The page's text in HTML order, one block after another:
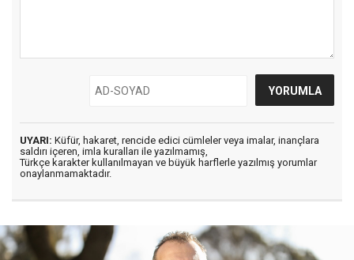
UYARI: Küfür, hakaret, rencide edici cümleler veya imalar, inançlara
saldırı içeren, imla kuralları ile yazılmamış,
Türkçe karakter kullanılmayan ve büyük harflerle yazılmış yorumlar
onaylanmamaktadır.